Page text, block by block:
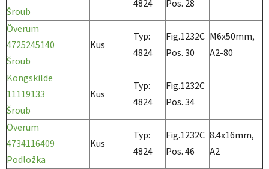
Šroub
4824
Pos. 28
Överum
4725245140
Šroub
Kus
Typ:
4824
Fig.1232C
Pos. 30
M6x50mm,
A2-80
Kongskilde
11119133
Šroub
Kus
Typ:
4824
Fig.1232C
Pos. 34
Överum
4734116409
Podložka
Kus
Typ:
4824
Fig.1232C
Pos. 46
8.4x16mm,
A2